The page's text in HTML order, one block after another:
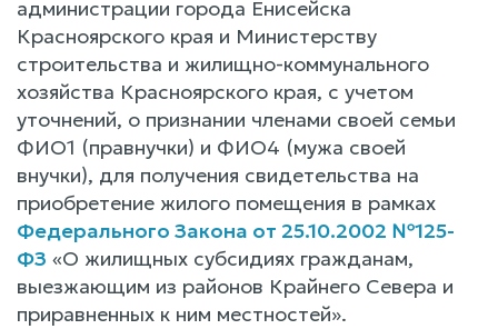
администрации города Енисейска
Красноярского края и Министерству
строительства и жилищно-коммунального
хозяйства Красноярского края, с учетом
уточнений, о признании членами своей семьи
ФИО1 (правнучки) и ФИО4 (мужа своей
внучки), для получения свидетельства на
приобретение жилого помещения в рамках
Федерального Закона от 25.10.2002 №125-
ФЗ «О жилищных субсидиях гражданам,
выезжающим из районов Крайнего Севера и
приравненных к ним местностей».